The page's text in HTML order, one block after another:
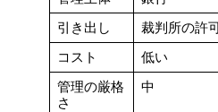
引き出し
裁判所の許
コスト
低い
管理の厳格
さ
中